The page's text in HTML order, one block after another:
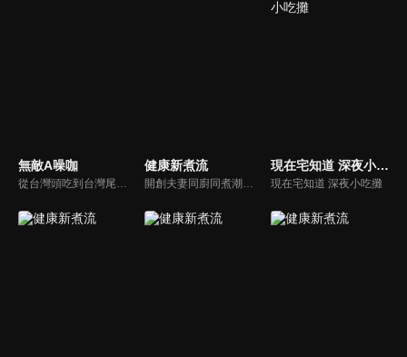
無敵A噪咖
從台灣頭吃到台灣尾，沒準備好你的肚子千萬別說台灣的美味你都吃過啦！無敵A噪咖這次精銳盡出、翻山越嶺，傳出台灣的好滋味，豐富、美味的畫面，傳遞噪咖對美食的用心，透過獨特的介紹方式，就要你吃得更有創意、更有趣！吃的更有內涵與層次喔！
健康新煮流
開創夫妻同廚同煮潮流的KC夫婦，繼《健康醫食代》後，走出攝影棚，帶大家全台走透透，發掘上帝賞賜的美味食材，內容融合新加坡南洋風和客家純樸味，加上台灣獨特的閩南風情，互相激盪交織出的火花，打造出獨一無二的美食節目。
現在宅知道 深夜小吃攤
現在宅知道 深夜小吃攤